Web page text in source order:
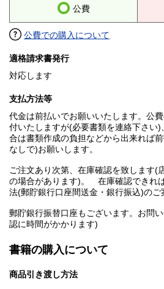
公費
公費での購入について
適格請求書発行
対応します
支払方法等
代金は前払いでお願いいたします。公
付いたしますが(必要書類を連絡下さい
合は書類作成の負担などから出来れば
なしで)お願いします。
ご注文あり次第、在庫確認を致します(
の場合があります)。 在庫確認できれ
法(郵貯銀行口座間送金・銀行振込)のご
郵貯銀行振替口座もございます。お問
認に時間がかかります)
書籍の購入について
商品引き渡し方法